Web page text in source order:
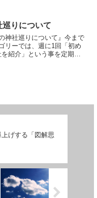
巡りについて
神社巡りについて』今まで
リーでは、週に1回「初め
紹介」という事を定期的
げする「図解思